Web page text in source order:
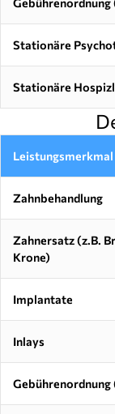
Stationäre
Stationäre
Leistungsmerkmal
Zahnbehandlung
Zahnersatz (z.B.
Krone)
Implantate
Inlays
Gebührenordnung